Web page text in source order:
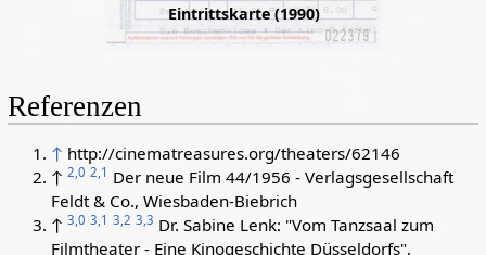
Eintrittskarte (1990)
Referenzen
↑ http://cinematreasures.org/theaters/62146
↑ 2,0 2,1 Der neue Film 44/1956 - Verlagsgesellschaft
Feldt & Co., Wiesbaden-Biebrich
↑ 3,0 3,1 3,2 3,3 Dr. Sabine Lenk: "Vom Tanzsaal zum
Filmtheater - Eine Kinogeschichte Düsseldorfs",